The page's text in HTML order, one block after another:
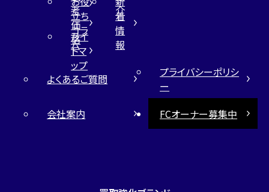
考
価
格
介
立ち
コラ
ム
着
情
報
サイ
トマ
ップ
よくあるご質問
プライバシーポリシ
ー
会社案内
FCオーナー募集中